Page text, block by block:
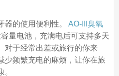
的使用便利性。
AO-III臭氧
量电池，充满电后可支持多天
对于经常出差或旅行的你来
少频繁充电的麻烦，让你在旅